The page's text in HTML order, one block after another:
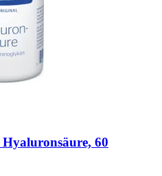
Hyaluronsäure, 60